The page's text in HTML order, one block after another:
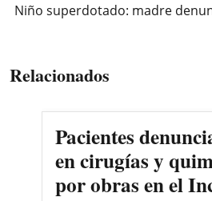
Niño superdotado: madre
Relacionados
Pacientes
en cirugías y
por obras en el